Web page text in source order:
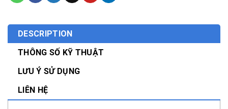
DESCRIPTION
THÔNG SỐ KỸ THUẬT
LƯU Ý SỬ DỤNG
LIÊN HỆ